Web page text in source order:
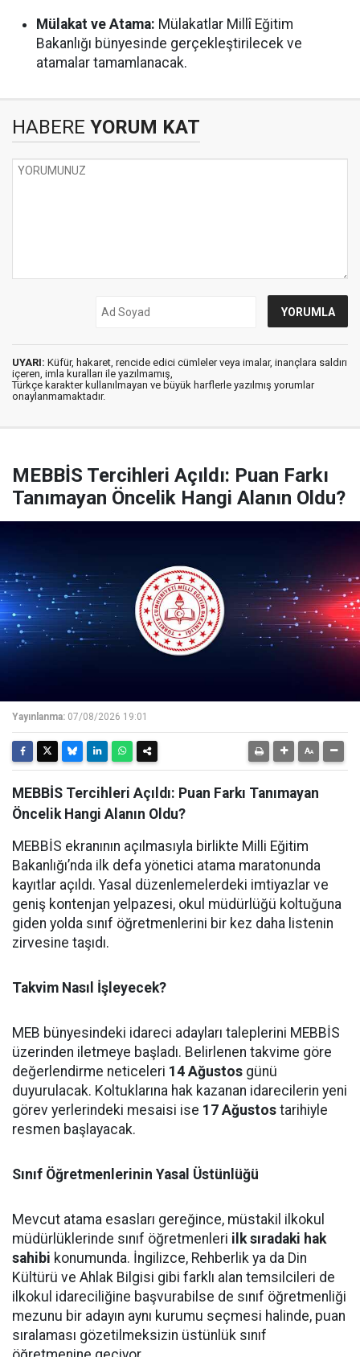
Mülakat ve Atama: Mülakatlar Millî Eğitim
Bakanlığı bünyesinde gerçekleştirilecek ve
atamalar tamamlanacak.
HABERE YORUM KAT
UYARI: Küfür, hakaret, rencide edici cümleler veya imalar, inançlara saldırı
içeren, imla kuralları ile yazılmamış,
Türkçe karakter kullanılmayan ve büyük harflerle yazılmış yorumlar
onaylanmamaktadır.
MEBBİS Tercihleri Açıldı: Puan Farkı
Tanımayan Öncelik Hangi Alanın Oldu?
Yayınlanma: 07/08/2026 19:01
MEBBİS Tercihleri Açıldı: Puan Farkı Tanımayan
Öncelik Hangi Alanın Oldu?
MEBBİS ekranının açılmasıyla birlikte Milli Eğitim
Bakanlığı’nda ilk defa yönetici atama maratonunda
kayıtlar açıldı. Yasal düzenlemelerdeki imtiyazlar ve
geniş kontenjan yelpazesi, okul müdürlüğü koltuğuna
giden yolda sınıf öğretmenlerini bir kez daha listenin
zirvesine taşıdı.
Takvim Nasıl İşleyecek?
MEB bünyesindeki idareci adayları taleplerini MEBBİS
üzerinden iletmeye başladı. Belirlenen takvime göre
değerlendirme neticeleri 14 Ağustos günü
duyurulacak. Koltuklarına hak kazanan idarecilerin yeni
görev yerlerindeki mesaisi ise 17 Ağustos tarihiyle
resmen başlayacak.
Sınıf Öğretmenlerinin Yasal Üstünlüğü
Mevcut atama esasları gereğince, müstakil ilkokul
müdürlüklerinde sınıf öğretmenleri ilk sıradaki hak
sahibi konumunda. İngilizce, Rehberlik ya da Din
Kültürü ve Ahlak Bilgisi gibi farklı alan temsilcileri de
ilkokul idareciliğine başvurabilse de sınıf öğretmenliği
mezunu bir adayın aynı kurumu seçmesi halinde, puan
sıralaması gözetilmeksizin üstünlük sınıf